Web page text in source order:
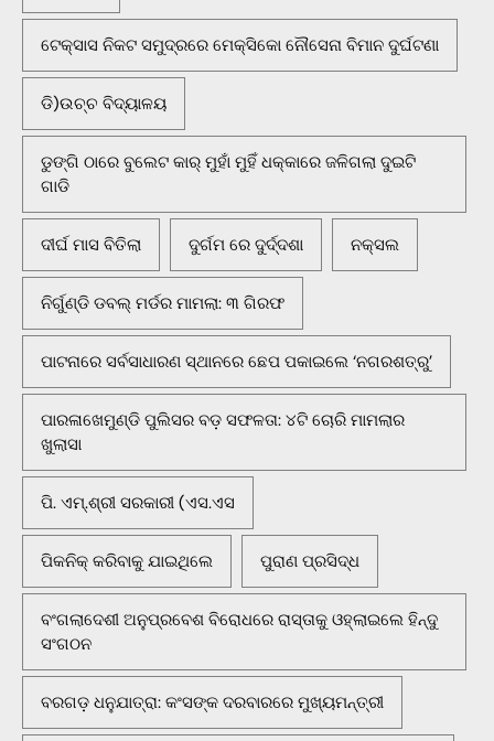
ଟେକ୍ସାସ ନିକଟ ସମୁଦ୍ରରେ ମେକ୍ସିକୋ ନୌସେନା ବିମାନ ଦୁର୍ଘଟଣା
ଡି)ଉଚ୍ଚ ବିଦ୍ୟାଳୟ
ଡୁଙ୍ଗି ଠାରେ ବୁଲେଟ କାର୍ ମୁହାଁ ମୁହିଁ ଧକ୍କାରେ ଜଳିଗଲା ଦୁଇଟି
ଗାଡି
ଦୀର୍ଘ ମାସ ବିତିଲା ଦୁର୍ଗମ ରେ ଦୁର୍ଦ୍ଦଶା ନକ୍ସଲ
ନିର୍ଗୁଣ୍ଡି ଡବଲ୍ ମର୍ଡର ମାମଲା: ୩ ଗିରଫ
ପାଟନାରେ ସର୍ବସାଧାରଣ ସ୍ଥାନରେ ଛେପ ପକାଇଲେ ‘ନଗରଶତ୍ରୁ’
ପାରଳାଖେମୁଣ୍ଡି ପୁଲିସର ବଡ଼ ସଫଳତା: ୪ଟି ଚୋରି ମାମଲାର
ଖୁଲାସା
ପି. ଏମ୍.ଶ୍ରୀ ସରକାରୀ (ଏସ.ଏସ
ପିକନିକ୍‌ କରିବାକୁ ଯାଇଥିଲେ ପୁରାଣ ପ୍ରସିଦ୍ଧ
ବଂଗଲାଦେଶୀ ଅନୁପ୍ରବେଶ ବିରୋଧରେ ରାସ୍ତାକୁ ଓହ୍ଲାଇଲେ ହିନ୍ଦୁ
ସଂଗଠନ
ବରଗଡ଼ ଧନୁଯାତ୍ରା: କଂସଙ୍କ ଦରବାରରେ ମୁଖ୍ୟମନ୍ତ୍ରୀ